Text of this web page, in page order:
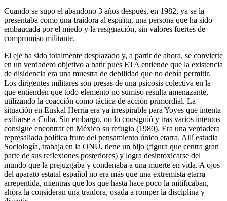
Cuando se supo el abandono 3 años después, en 1982, ya se la
presentaba como una traidora al espíritu, una persona que ha sido
embaucada por el miedo y la resignación, sin valores fuertes de
compromiso militante.
El eje ha sido totalmente desplazado y, a partir de ahora, se convierte
en un verdadero objetivo a batir pues ETA entiende que la existencia
de disidencia era una muestra de debilidad que no debía permitir.
Los dirigentes militares son presas de una psicosis colectiva en la
que entienden que todo elemento no sumiso resulta amenazante,
utilizando la coacción como táctica de acción primordial. La
situación en Euskal Herria era ya irrespirable para Yoyes que intenta
exiliarse a Cuba. Sin embargo, no lo consiguió y tras varios intentos
consigue encontrar en México su refugio (1980). Era una verdadera
represaliada política fruto del pensamiento único etarra. Allí estudia
Sociología, trabaja en la ONU, tiene un hijo (figura que centra gran
parte de sus reflexiones posteriores) y logra desintoxicarse del
mundo que la prejuzgaba y condenaba a una muerte en vida. A ojos
del aparato estatal español no era más que una extremista etarra
arrepentida, mientras que los que hasta hace poco la mitificaban,
ahora la consideran una traidora, osada a romper la disciplina y